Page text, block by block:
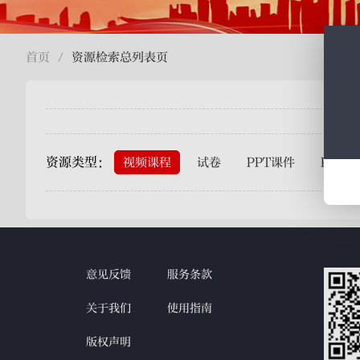
首页 / 资源检索总列表页
一级科目：
二级科目：
资源类型：
视频课程 试卷 PPT课件 PDF讲
意见反馈
关于我们
版权声明
服务条款
使用指南